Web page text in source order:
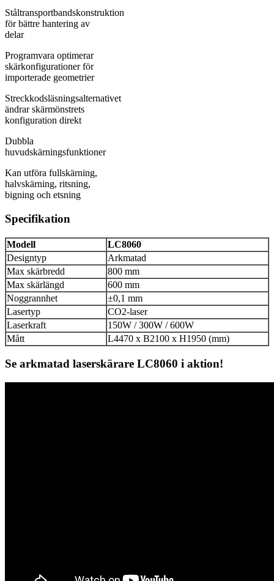
Ståltransportbandskonstruktion
för bättre hantering av
delar
Programvara optimerar
skärkonfigurationer för
importerade geometrier
Streckkodsläsningsalternativet
ändrar skärmönstrets
konfiguration direkt
Dubbla
huvudskärningsfunktioner
Kan utföra fullskärning,
halvskärning, ritsning,
bigning och etsning
Specifikation
Modell
LC8060
Designtyp
Arkmatad
Max skärbredd
800 mm
Max skärlängd
600 mm
Noggrannhet
±0,1 mm
Lasertyp
CO2-laser
Laserkraft
150W / 300W / 600W
Mått
L4470 x B2100 x H1950 (mm)
Se arkmatad laserskärare LC8060 i aktion!